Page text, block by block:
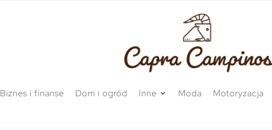
Biznes i finanse Dom i ogród Inne Moda Motoryzacja